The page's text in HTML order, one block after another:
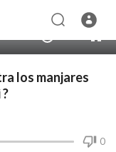
los manjares
0